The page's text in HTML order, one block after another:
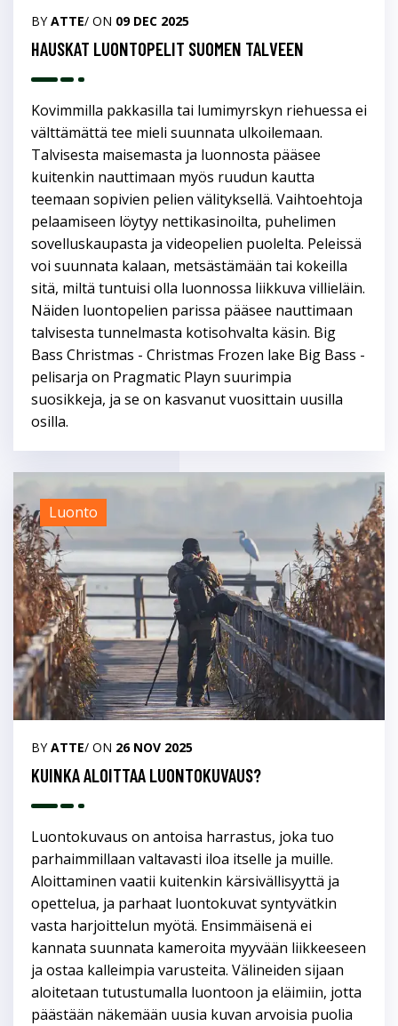
BYATTE/ ON 09 DEC 2025
HAUSKAT LUONTOPELIT SUOMEN TALVEEN
Kovimmilla pakkasilla tai lumimyrskyn riehuessa ei
välttämättä tee mieli suunnata ulkoilemaan.
Talvisesta maisemasta ja luonnosta pääsee
kuitenkin nauttimaan myös ruudun kautta
teemaan sopivien pelien välityksellä. Vaihtoehtoja
pelaamiseen löytyy nettikasinoilta, puhelimen
sovelluskaupasta ja videopelien puolelta. Peleissä
voi suunnata kalaan, metsästämään tai kokeilla
sitä, miltä tuntuisi olla luonnossa liikkuva villieläin.
Näiden luontopelien parissa pääsee nauttimaan
talvisesta tunnelmasta kotisohvalta käsin. Big
Bass Christmas - Christmas Frozen lake Big Bass -
pelisarja on Pragmatic Playn suurimpia
suosikkeja, ja se on kasvanut vuosittain uusilla
osilla.
Luonto
BYATTE/ ON 26 NOV 2025
KUINKA ALOITTAA LUONTOKUVAUS?
Luontokuvaus on antoisa harrastus, joka tuo
parhaimmillaan valtavasti iloa itselle ja muille.
Aloittaminen vaatii kuitenkin kärsivällisyyttä ja
opettelua, ja parhaat luontokuvat syntyvätkin
vasta harjoittelun myötä. Ensimmäisenä ei
kannata suunnata kameroita myyvään liikkeeseen
ja ostaa kalleimpia varusteita. Välineiden sijaan
aloitetaan tutustumalla luontoon ja eläimiin, jotta
päästään näkemään uusia kuvan arvoisia puolia